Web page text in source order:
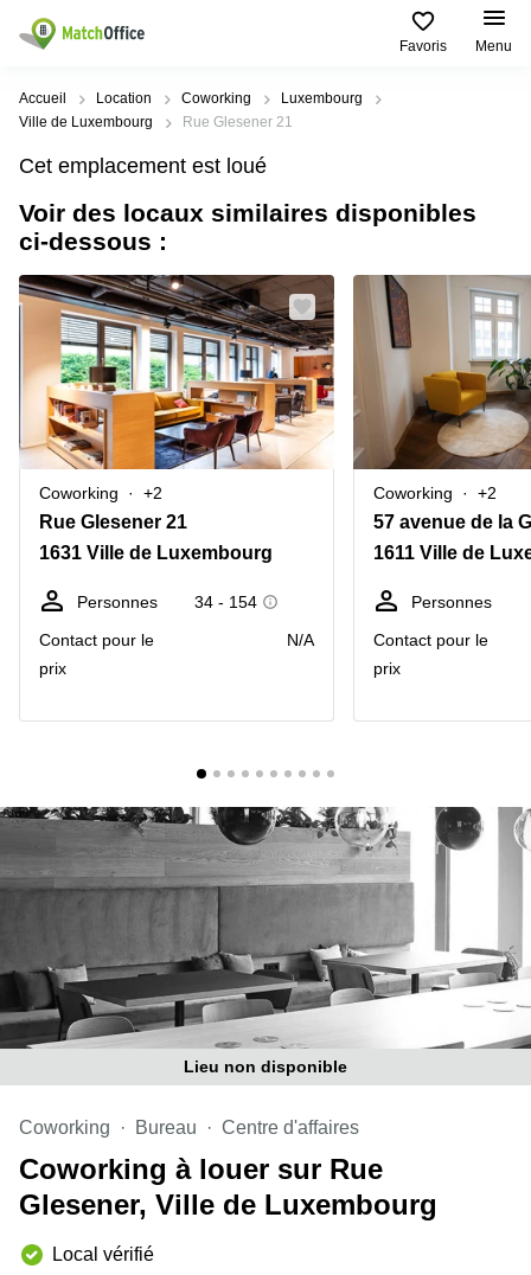
Favoris Menu
Rechercher / publier
Pages
de
Bureau
Centre
d’affaires
Coworking
Salles
de
réunion
Bureau
virtuel
Villes
Populaires
Luxembourg
sur-
Alzette
Senningerberg
Bertrange
Sandweiler
Recherches
populaires
Сoworking
Luxembourg
Salle de
réunion
Luxembourg
Coworking
Bertrange
Centre
d'affaires
Luxembourg
Bureaux
Esch-sur-
Сoworking
Sandweiler
Bureaux
Bureaux
Sandweiler
Bureaux
Luxembourg
d’affaires
Bertrange
Centres
Esch-
Centres
d’affaires
Sandweiler
Aide
Qui sommes-nous?
Publier un bureau
Connexion
Choisissez une langue
Luxembourg
Accueil Location Coworking
Luxembourg
Ville de Luxembourg
Rue Glesener 21
Cet emplacement est loué
Voir des locaux similaires disponibles
ci-dessous :
Coworking +2
Rue Glesener 21
1631 Ville de Luxembourg
Personnes
34 - 154
Contact pour le
prix
N/A
Coworking +2
57 avenue de la
1611 Ville de
Personnes
Contact pour le
prix
Lieu non disponible
Coworking Bureau Centre d'affaires
Coworking à louer sur Rue
Glesener, Ville de Luxembourg
Local vérifié